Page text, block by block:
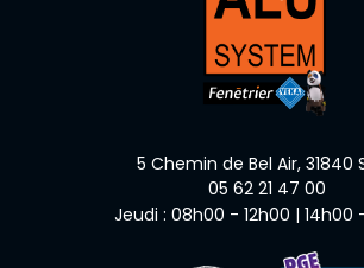
5 Chemin de Bel Air, 31840
05 62 21 47 00
Jeudi : 08h00 - 12h00 | 14h00